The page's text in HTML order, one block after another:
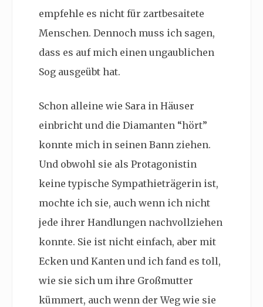
empfehle es nicht für zartbesaitete
Menschen. Dennoch muss ich sagen,
dass es auf mich einen ungaublichen
Sog ausgeübt hat.
Schon alleine wie Sara in Häuser
einbricht und die Diamanten “hört”
konnte mich in seinen Bann ziehen.
Und obwohl sie als Protagonistin
keine typische Sympathieträgerin ist,
mochte ich sie, auch wenn ich nicht
jede ihrer Handlungen nachvollziehen
konnte. Sie ist nicht einfach, aber mit
Ecken und Kanten und ich fand es toll,
wie sie sich um ihre Großmutter
kümmert, auch wenn der Weg wie sie